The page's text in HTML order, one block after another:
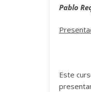
Pablo
Este